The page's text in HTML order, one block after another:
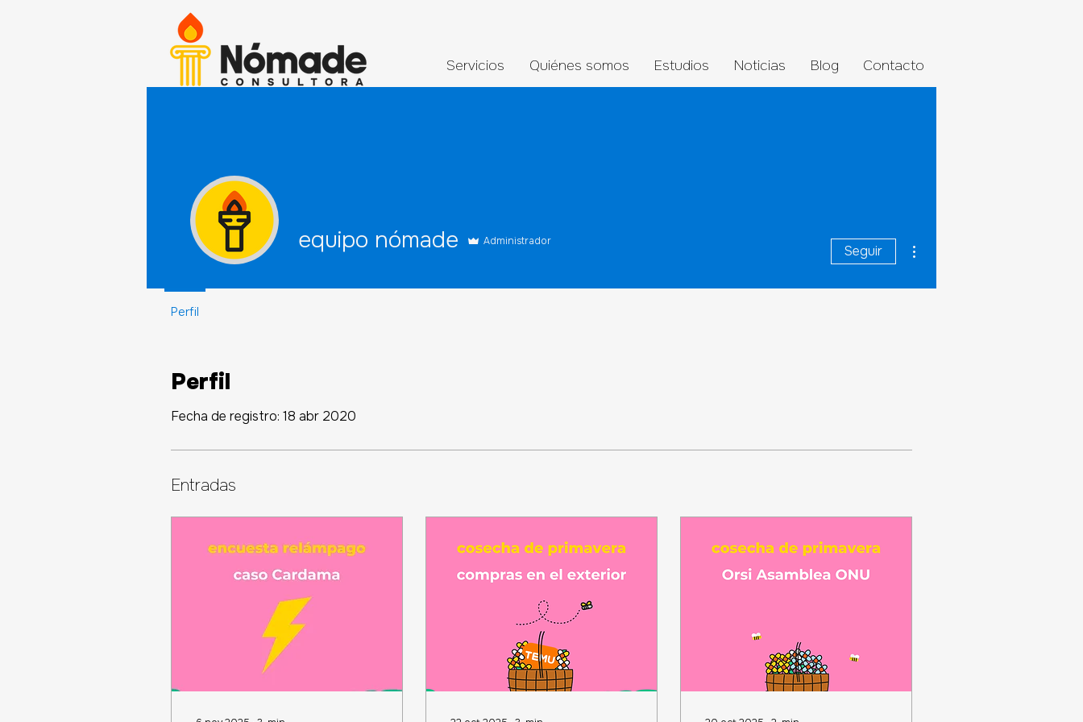
Servicios Quiénes somos Estudios Noticias Blog Contacto
Perfil
Fecha de registro: 18 abr 2020
Entradas
equipo nómade Administrador
Seguir
Perfil